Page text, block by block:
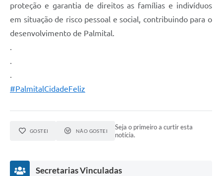
proteção e garantia de direitos as famílias e indivíduos
em situação de risco pessoal e social, contribuindo para o
desenvolvimento de Palmital.
#PalmitalCidadeFeliz
GOSTEI NÃO GOSTEI
Seja o primeiro a curtir esta
notícia.
Secretarias Vinculadas